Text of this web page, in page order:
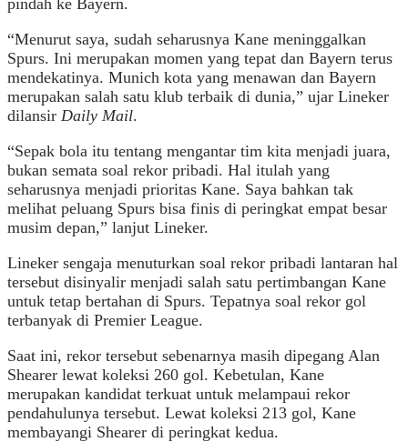
“Menurut saya, sudah seharusnya Kane meninggalkan
Spurs. Ini merupakan momen yang tepat dan Bayern terus
mendekatinya. Munich kota yang menawan dan Bayern
merupakan salah satu klub terbaik di dunia,” ujar Lineker
dilansir Daily Mail.
“Sepak bola itu tentang mengantar tim kita menjadi juara,
bukan semata soal rekor pribadi. Hal itulah yang
seharusnya menjadi prioritas Kane. Saya bahkan tak
melihat peluang Spurs bisa finis di peringkat empat besar
musim depan,” lanjut Lineker.
Lineker sengaja menuturkan soal rekor pribadi lantaran hal
tersebut disinyalir menjadi salah satu pertimbangan Kane
untuk tetap bertahan di Spurs. Tepatnya soal rekor gol
terbanyak di Premier League.
Saat ini, rekor tersebut sebenarnya masih dipegang Alan
Shearer lewat koleksi 260 gol. Kebetulan, Kane
merupakan kandidat terkuat untuk melampaui rekor
pendahulunya tersebut. Lewat koleksi 213 gol, Kane
membayangi Shearer di peringkat kedua.